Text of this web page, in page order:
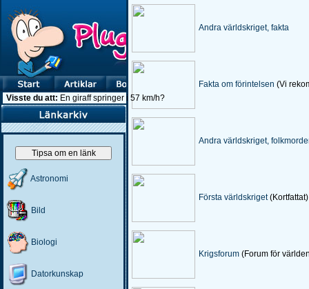
Visste du att: En giraff springer i 57 km/h?
Tipsa om en länk
Astronomi
Bild
Biologi
Datorkunskap
Andra världskriget, fakta
Fakta om förintelsen (Vi
Andra världskriget,
Första världskriget(Kortfattat)
Krigsforum (Forum för